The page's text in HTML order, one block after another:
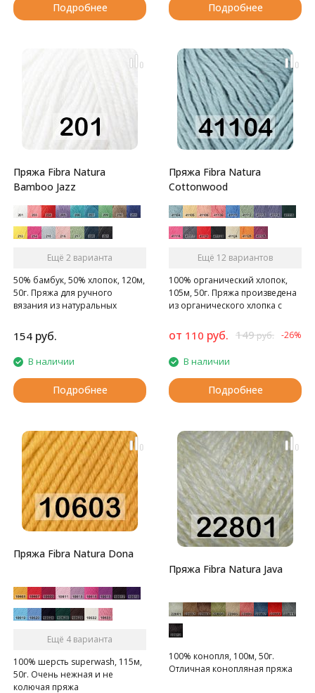
Подробнее Подробнее
Пряжа Fibra Natura
Bamboo Jazz
Ещё 2 варианта
50% бамбук, 50% хлопок, 120м,
50г. Пряжа для ручного
вязания из натуральных
154 руб.
В наличии
Подробнее
Пряжа Fibra Natura
Cottonwood
Ещё 12 вариантов
100% органический хлопок,
105м, 50г. Пряжа произведена
из органического хлопка с
красителей
от 110 руб. 149руб. -26%
В наличии
Подробнее
Пряжа Fibra Natura Dona
Ещё 4 варианта
100% шерсть superwash, 115м,
50г. Очень нежная и не
колючая пряжа
Пряжа Fibra Natura Java
100% конопля, 100м, 50г.
Отличная конопляная пряжа